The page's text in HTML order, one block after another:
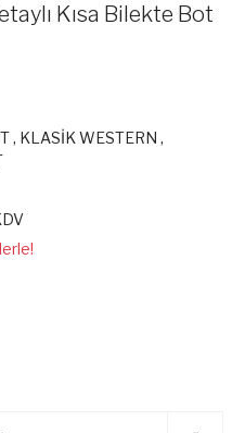
Kısa Bilekte Bot
, KLASİK WESTERN ,